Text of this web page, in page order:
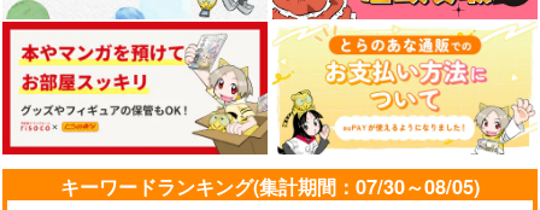
機械じかけのマテリア
星を捜して
TWENTY FOUR VII
キーワードランキング(集計期間：07/30～08/05)